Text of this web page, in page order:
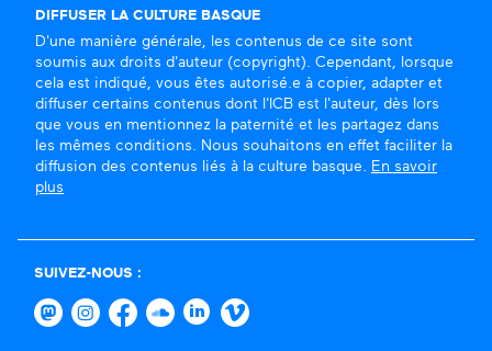
DIFFUSER LA CULTURE BASQUE
D'une manière générale, les contenus de ce site sont
soumis aux droits d'auteur (copyright). Cependant, lorsque
cela est indiqué, vous êtes autorisé.e à copier, adapter et
diffuser certains contenus dont l'ICB est l'auteur, dès lors
que vous en mentionnez la paternité et les partagez dans
les mêmes conditions. Nous souhaitons en effet faciliter la
diffusion des contenus liés à la culture basque.
En savoir
plus
SUIVEZ-NOUS :